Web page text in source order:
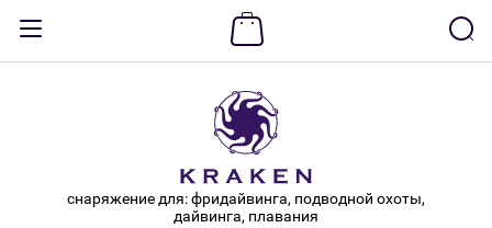
снаряжение для: фридайвинга, подводной охоты,
дайвинга, плавания